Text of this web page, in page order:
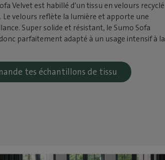
Velvet est habillé d’un tissu en velours recyclé
Le velours reflète la lumière et apporte une
Super solide et résistant, le Sumo Sofa
parfaitement adapté à un usage intensif à la
tes échantillons de tissu